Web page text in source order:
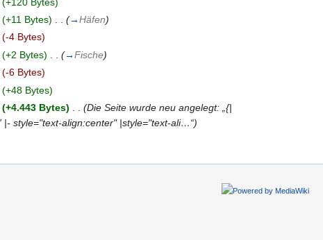
(+11 Bytes) (→Häfen)
(-4 Bytes)
(+2 Bytes) (→Fische)
(-6 Bytes)
(+48 Bytes)
(+4.443 Bytes)
(Die Seite wurde neu angelegt: „{|
style="text-align:center" |style="text-ali…“)